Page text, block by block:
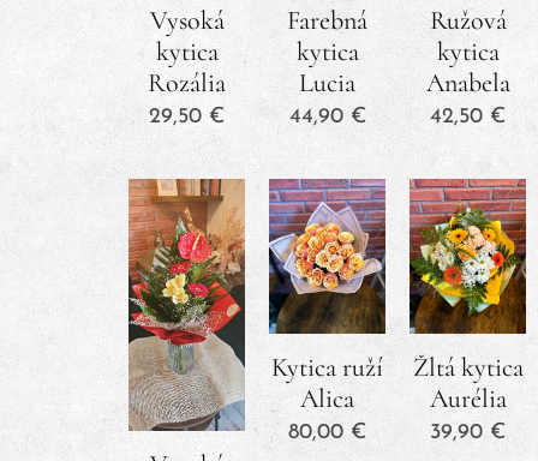
Vysoká
kytica
Rozália
29,50 €
Farebná
kytica
Lucia
44,90€
Ružová
kytica
Anabela
42,50 €
Kytica ruží
Alica
80,00 €
Žltá kytica
Aurélia
39,90 €